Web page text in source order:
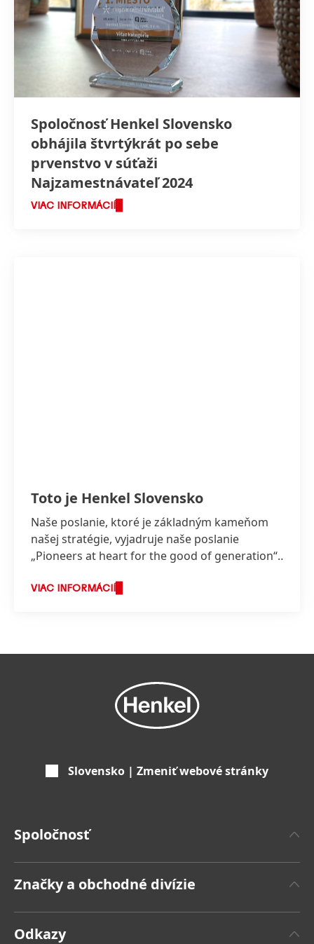
Spoločnosť Henkel Slovensko
obhájila štvrtýkrát po sebe
prvenstvo v súťaži
Najzamestnávateľ 2024
VIAC INFORMÁCIÍ
Toto je Henkel Slovensko
Naše poslanie, ktoré je základným kameňom
našej stratégie, vyjadruje naše poslanie
„Pioneers at heart for the good of generation“,
čo usilujeme.
VIAC INFORMÁCIÍ
Slovensko | Zmeniť webové stránky
Spoločnosť
Fakty a čísla
Značky a obchodné divízie
Odkazy